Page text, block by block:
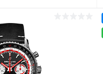
В корзину
Сравнение
В наличии